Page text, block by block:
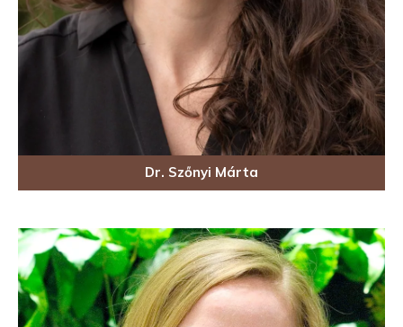
Dr. Szőnyi Márta